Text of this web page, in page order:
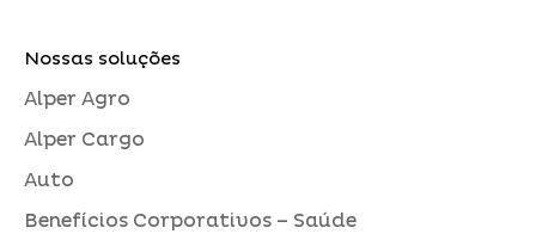
Nossas soluções
Alper Agro
Alper Cargo
Auto
Benefícios Corporativos – Saúde